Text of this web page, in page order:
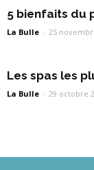
5 bienfaits du
La Bulle - 25
Les spas les
La Bulle - 29 octobre